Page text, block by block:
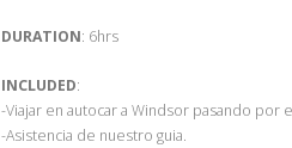
DURATION: 6hrs
INCLUDED:
-Viajar en autocar a Windsor pasando por
-Asistencia de nuestro guia.